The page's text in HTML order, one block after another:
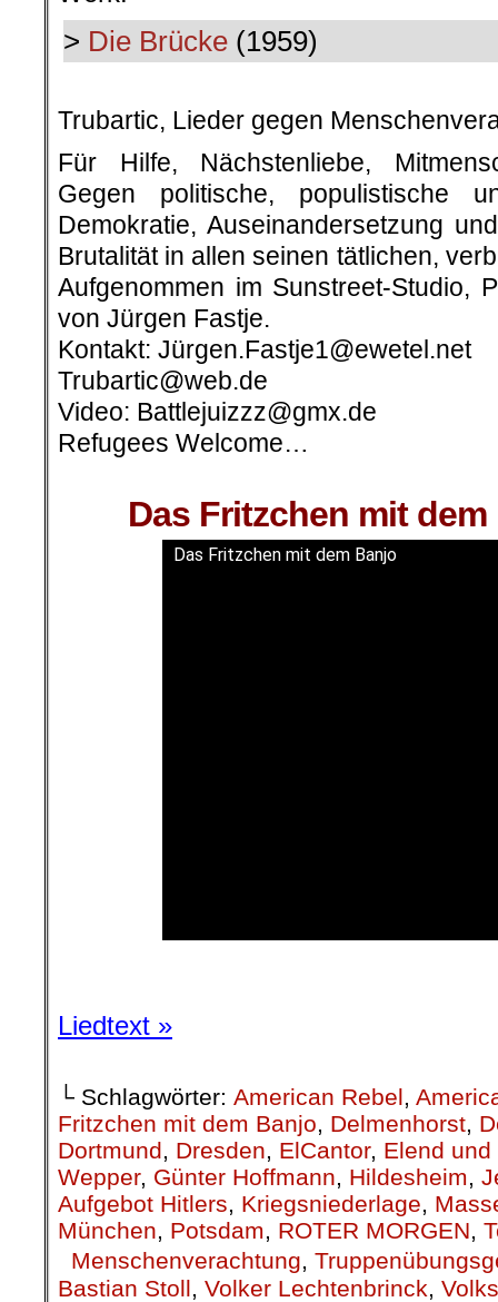
> Die Brücke (1959)
Trubartic, Lieder gegen
Für Hilfe, Nächstenliebe,
Gegen politische, populistische
Demokratie, Auseinandersetzung
Brutalität in allen seinen tätlichen,
Aufgenommen im Sunstreet-Studio,
von Jürgen Fastje.
Kontakt: Jürgen.Fastje1@ewetel.net
Trubartic@web.de
Video: Battlejuizzz@gmx.de
Refugees Welcome…
Das Fritzchen mit dem
Das Fritzchen mit dem Banjo
Liedtext »
└ Schlagwörter: American Rebel,
Fritzchen mit dem Banjo, Delmenhorst,
Dortmund, Dresden, ElCantor, Elend und
Wepper, Günter Hoffmann, Hildesheim,
Aufgebot Hitlers, Kriegsniederlage,
München, Potsdam, ROTER MORGEN,
Menschenverachtung,
Bastian Stoll, Volker Lechtenbrinck,